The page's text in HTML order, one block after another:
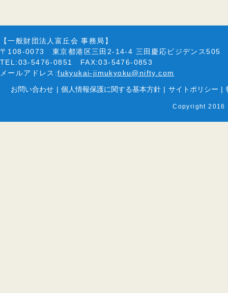
【一般財団法人富丘会 事務局】
〒108-0073 東京都港区三田2-14-4 三田慶応ビジデンス505
TEL:03-5476-0851 FAX:03-5476-0853
メールアドレス:fukyukai-jimukyoku@nifty.com
お問い合わせ | 個人情報保護に関する基本方針 | サイトポリシー |
Copyright 2016